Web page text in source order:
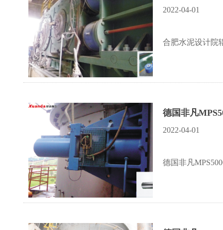
2022-04-01
合肥水泥设计院
德国非凡
2022-04-01
德国非凡